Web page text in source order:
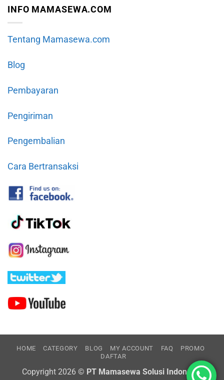
INFO MAMASEWA.COM
Tentang Mamasewa.com
Blog
Pembayaran
Pengiriman
Pengembalian
Cara Bertransaksi
HOME CATEGORY BLOG MY ACCOUNT FAQ
PROMO
DAFTAR
Copyright 2026 © PT Mamasewa Solusi Indonesia